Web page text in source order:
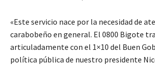
«Este servicio nace por la necesidad de
carabobeño en general. El 0800 Bigote
articuladamente con el 1×10 del Buen
política pública de nuestro presidente